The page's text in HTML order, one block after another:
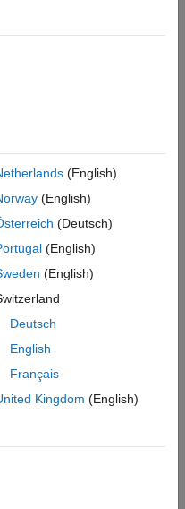
from 1024 to 65535.
communication between the
port to communicate to the
the MATLAB
NVIDIA Hardware Board
(English)
(English)
(Deutsch)
(English)
(English)
Deutsch
English
Français
Kingdom (English)